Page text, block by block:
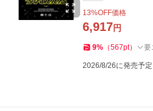
13%OFF価格
6,917円
9% （567pt） 要
2026/8/26に発売予定